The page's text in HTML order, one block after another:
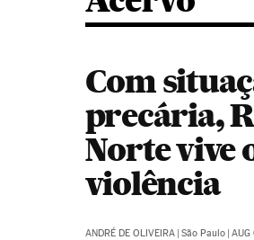
Com
precária,
Norte vive
violência
ANDRÉ DE OLIVEIRA | São Paulo |